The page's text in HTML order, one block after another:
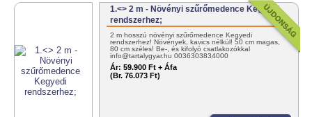
1.<> 2 m - Növényi szűrőmedence Kegyedi
rendszerhez;
2 m hosszú növényi szűrőmedence Kegyedi
rendszerhez! Növények, kavics nélkül! 50 cm magas,
80 cm széles! Be-, és kifolyó csatlakozókkal
info@tartalygyar.hu 0036303834000
Ár: 59.900 Ft + Áfa
(Br. 76.073 Ft)